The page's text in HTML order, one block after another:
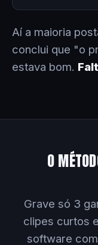
Aí a maioria
conclui que "o
estava bom.
O
Grave só 3
clipes curtos
software